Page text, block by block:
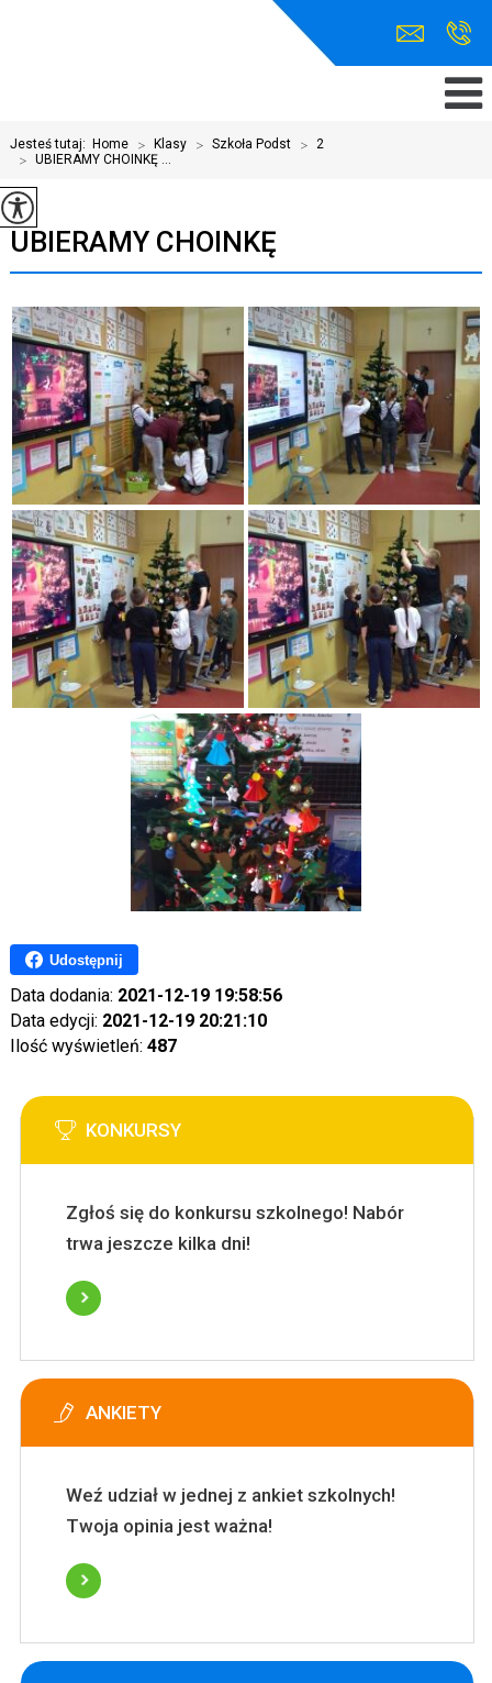
Jesteś tutaj: Home > Klasy > Szkoła Podst > 2
> UBIERAMY CHOINKĘ ...
UBIERAMY CHOINKĘ
Udostępnij
Data dodania: 2021-12-19 19:58:56
Data edycji: 2021-12-19 20:21:10
Ilość wyświetleń: 487
KONKURSY
Zgłoś się do konkursu szkolnego! Nabór
trwa jeszcze kilka dni!
ANKIETY
Weź udział w jednej z ankiet szkolnych!
Twoja opinia jest ważna!